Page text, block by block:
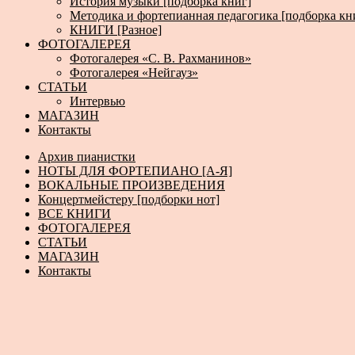
Методика и фортепианная педагогика [подборка
КНИГИ [Разное]
ФОТОГАЛЕРЕЯ
Фотогалерея «С. В. Рахманинов»
Фотогалерея «Нейгауз»
СТАТЬИ
Интервью
МАГАЗИН
Контакты
Архив пианистки
НОТЫ ДЛЯ ФОРТЕПИАНО [А-Я]
ВОКАЛЬНЫЕ ПРОИЗВЕДЕНИЯ
Концертмейстеру [подборки нот]
ВСЕ КНИГИ
ФОТОГАЛЕРЕЯ
СТАТЬИ
МАГАЗИН
Контакты